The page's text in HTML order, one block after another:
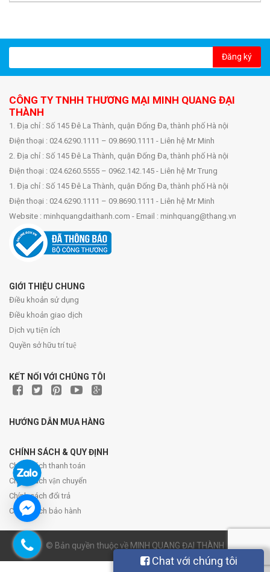
Đăng ký
CÔNG TY TNHH THƯƠNG MẠI MINH QUANG ĐẠI
THÀNH
1. Địa chỉ : Số 145 Đê La Thành, quận Đống Đa, thành phố Hà nội
Điện thoại : 024.6290.1111 – 09.8690.1111 - Liên hệ Mr Minh
2. Địa chỉ : Số 145 Đê La Thành, quận Đống Đa, thành phố Hà nội
Điện thoại : 024.6260.5555 – 0962.142.145 - Liên hệ Mr Trung
1. Địa chỉ : Số 145 Đê La Thành, quận Đống Đa, thành phố Hà nội
Điện thoại : 024.6290.1111 – 09.8690.1111 - Liên hệ Mr Minh
Website : minhquangdaithanh.com - Email : minhquang@thang.vn
GIỚI THIỆU CHUNG
Điều khoản sử dụng
Điều khoản giao dịch
Dịch vụ tiện ích
Quyền sở hữu trí tuệ
KẾT NỐI VỚI CHÚNG TÔI
HƯỚNG DẪN MUA HÀNG
CHÍNH SÁCH & QUY ĐỊNH
Chính sách thanh toán
Chính sách vận chuyển
Chính sách đổi trả
Chính sách bảo hành
© Bản quyền thuộc về MINH QUANG ĐẠI THÀNH
Chat với chúng tôi